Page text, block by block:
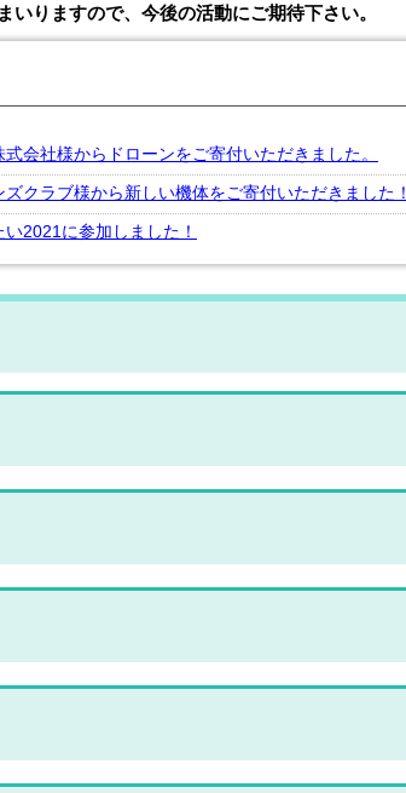
りますので、今後の活動にご期待下さい。
会社様からドローンをご寄付いただきました。
クラブ様から新しい機体をご寄付いただきました！
2021に参加しました！